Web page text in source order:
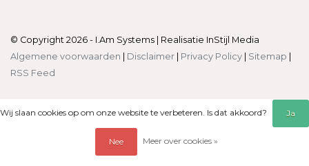
© Copyright 2026 - I.Am Systems | Realisatie InStijl Media
Algemene voorwaarden | Disclaimer | Privacy Policy | Sitemap |
RSS Feed
Wij slaan cookies op om onze website te verbeteren. Is dat akkoord? Ja
Nee Meer over cookies »